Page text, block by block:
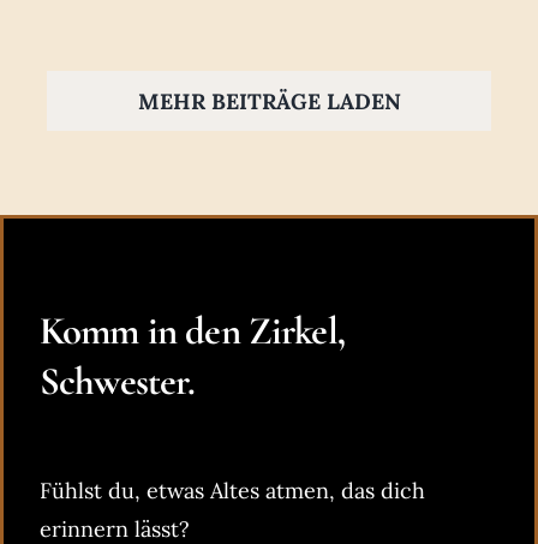
MEHR BEITRÄGE LADEN
Komm in den Zirkel,
Schwester.
Fühlst du, etwas Altes atmen, das dich
erinnern lässt?